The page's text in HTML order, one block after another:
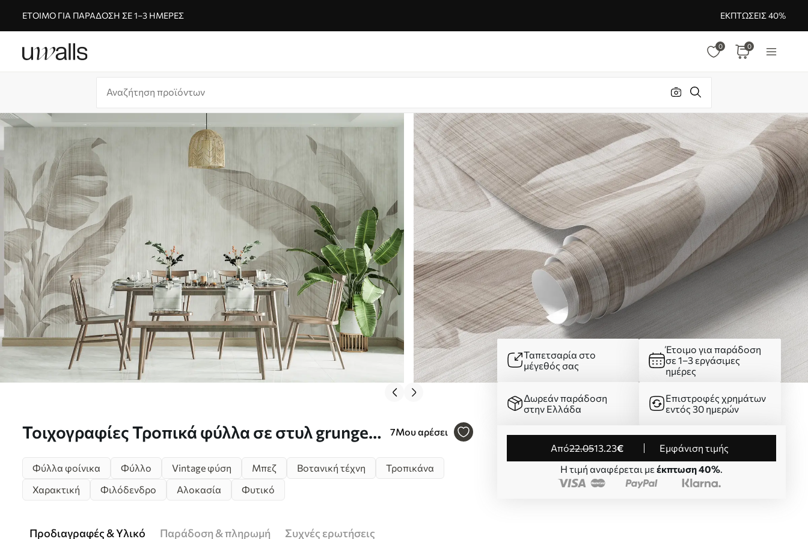
ΈΤΟΙΜΟ ΓΙΑ ΠΑΡΆΔΟΣΗ ΣΕ 1–3 ΗΜΈΡΕΣ ΕΚΠΤΏΣΕΙΣ 40%
0 0
Τοιχογραφίες Τροπικά φύλλα σε στυλ grunge
7Μου αρέσει
Ταπετσαρία στο
μέγεθός σας
Έτοιμο για παράδοση
σε 1–3 εργάσιμες
ημέρες
Δωρεάν παράδοση
στην Ελλάδα
Επιστροφές χρημάτων
εντός 30 ημερών
από22.0513.23€
Εμφάνιση τιμής
Η τιμή αναφέρεται με έκπτωση 40%.
Φύλλα φοίνικα Φύλλο Vintage φύση Μπεζ Βοτανική τέχνη
Τροπικάνα
Χαρακτική
Φιλόδενδρο Αλοκασία Φυτικό
Προδιαγραφές & Υλικό Παράδοση & πληρωμή Συχνές ερωτήσεις